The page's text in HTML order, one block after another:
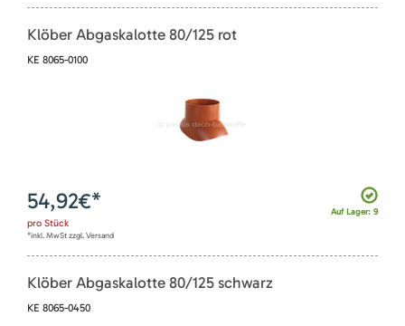
Klöber Abgaskalotte 80/125 rot
KE 8065-0100
Auf Lager: 9
54,92€*
pro Stück
*inkl. MwSt zzgl. Versand
Klöber Abgaskalotte 80/125 schwarz
KE 8065-0450